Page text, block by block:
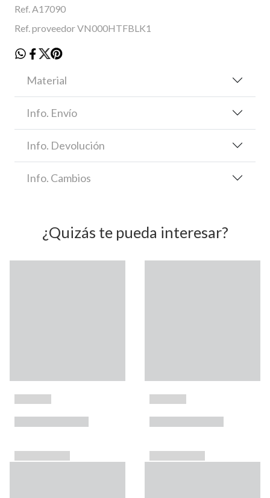
Ref. A17090
Ref. proveedor VN000HTFBLK1
Material
Info. Envío
Info. Devolución
Info. Cambios
¿Quizás te pueda interesar?